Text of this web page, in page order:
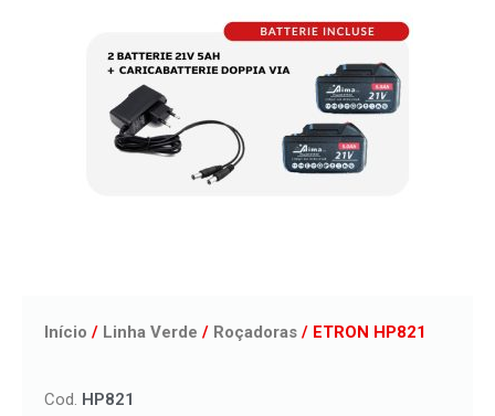
Início / Linha Verde / Roçadoras / ETRON HP821
Cod. HP821